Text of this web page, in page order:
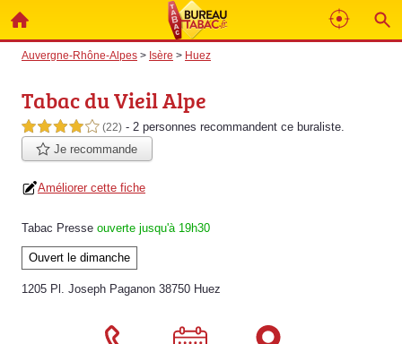
Auvergne-Rhône-Alpes > Isère > Huez
Tabac du Vieil Alpe
4,0 étoiles sur 5 (22) - 2 personnes recommandent ce buraliste.
Je recommande
Améliorer cette fiche
Tabac Presse ouverte jusqu'à 19h30
Ouvert le dimanche
1205 Pl. Joseph Paganon 38750 Huez